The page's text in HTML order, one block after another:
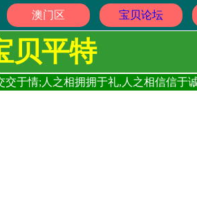
澳门区 宝贝论坛
贝平特
于情;人之相拥拥于礼,人之相信信于